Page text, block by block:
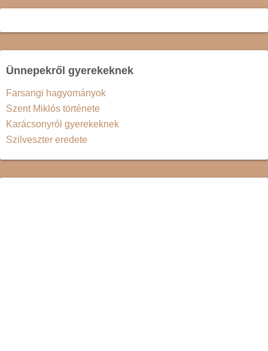
Ünnepekről gyerekeknek
Farsangi hagyományok
Szent Miklós története
Karácsonyról gyerekeknek
Szilveszter eredete